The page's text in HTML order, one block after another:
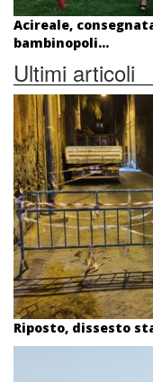
Acireale,
bambinopoli...
Ultimi articoli
Riposto, dissesto